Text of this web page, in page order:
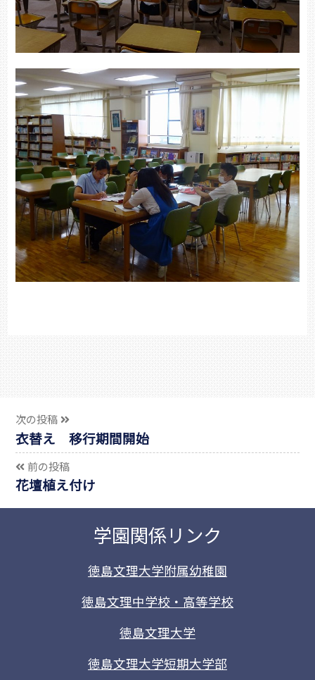
次の投稿
衣替え 移行期間開始
前の投稿
花壇植え付け
学園関係リンク
徳島文理大学附属幼稚園
徳島文理中学校・高等学校
徳島文理大学
徳島文理大学短期大学部